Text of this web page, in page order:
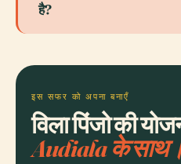
है?
इस सफर को अपना बनाएँ
विला पिंजो की
Audiala के